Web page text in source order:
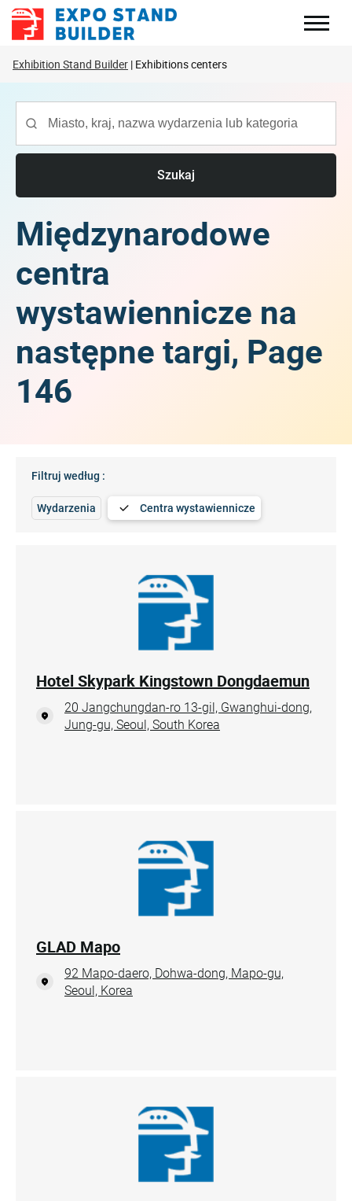
Skip
Exhibition Stand Builder Exhibitions centers
Szukaj
Międzynarodowe
centra
wystawiennicze na
następne targi, Page
146
Filtruj według :
Wydarzenia Centra wystawiennicze
Hotel Skypark Kingstown Dongdaemun
20 Jangchungdan-ro 13-gil, Gwanghui-dong,
Jung-gu, Seoul, South Korea
GLAD Mapo
92 Mapo-daero, Dohwa-dong, Mapo-gu,
Seoul, Korea